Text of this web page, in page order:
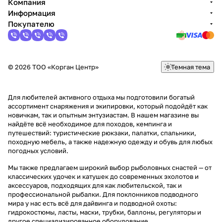
Компания
Информация
Покупателю
© 2026 ТОО «Корган Центр» Темная тема
Для любителей активного отдыха мы подготовили богатый
ассортимент снаряжения и экипировки, который подойдёт как
новичкам, так и опытным энтузиастам. В нашем магазине вы
найдёте всё необходимое для походов, кемпинга и
путешествий: туристические рюкзаки, палатки, спальники,
походную мебель, а также надежную одежду и обувь для любых
погодных условий.
Мы также предлагаем широкий выбор рыболовных снастей — от
классических удочек и катушек до современных эхолотов и
аксессуаров, подходящих для как любительской, так и
профессиональной рыбалки. Для поклонников подводного
мира у нас есть всё для дайвинга и подводной охоты:
гидрокостюмы, ласты, маски, трубки, баллоны, регуляторы и